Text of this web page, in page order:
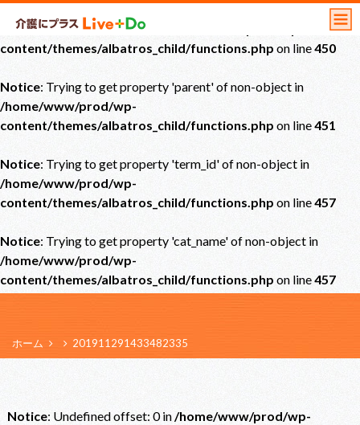
Notice: Undefined offset: 0 in
content/themes/albatros_child/functions.php on line450
Notice: Trying to get property 'parent' of non-object in
/home/www/prod/wp-
content/themes/albatros_child/functions.php on line451
Notice: Trying to get property 'term_id' of non-object in
/home/www/prod/wp-
content/themes/albatros_child/functions.php on line457
Notice: Trying to get property 'cat_name' of non-object in
/home/www/prod/wp-
content/themes/albatros_child/functions.php on line457
ホーム 201911291433482335
Notice: Undefined offset: 0 in/home/www/prod/wp-